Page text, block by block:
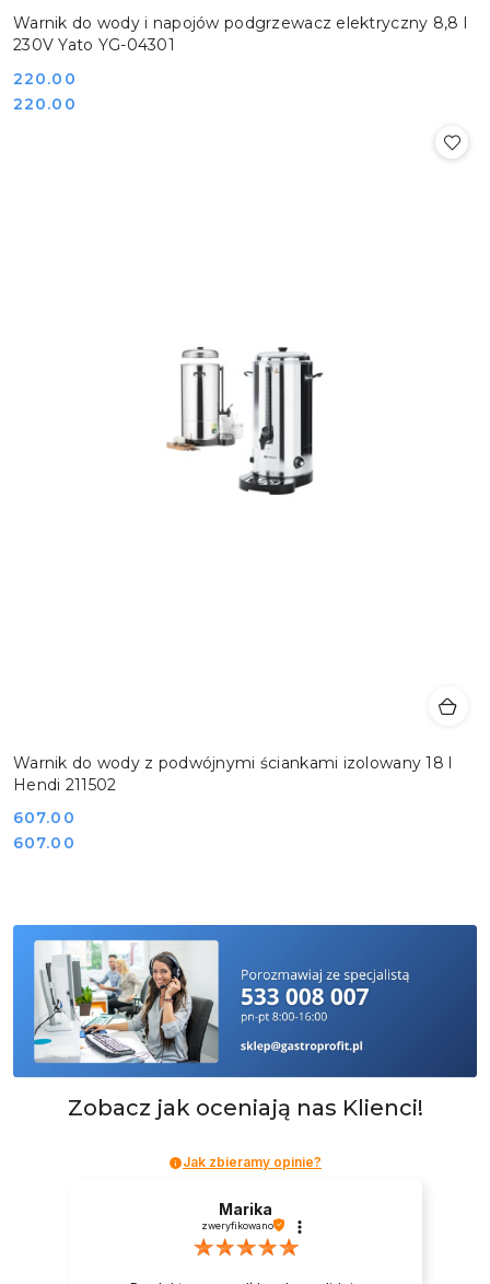
Warnik do wody i napojów podgrzewacz elektryczny 8,8 l
230V Yato YG-04301
Cena:
220.00
Cena:
220.00
Warnik do wody z podwójnymi ściankami izolowany 18 l
Hendi 211502
Cena:
607.00
Cena:
607.00
Zobacz jak oceniają nas Klienci!
Jak zbieramy opinie?
Marika
zweryfikowano